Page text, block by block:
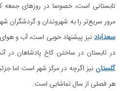
تابستانی است، خصوصا در روزهای جمعه
مرور سریع‌تر را به شهروندان و گردشگران
سعدآباد نیز پیشنهاد خوبی است، آب و
در تابستان در ساختن کاخ پادشاهان در
گلستان نیز اگرچه در مرکز شهر است اما
هر فصلی از سال تماشایی است.